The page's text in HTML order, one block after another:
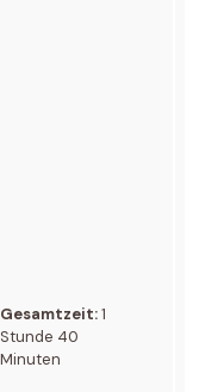
Gesamtzeit:1
Stunde 40
Minuten